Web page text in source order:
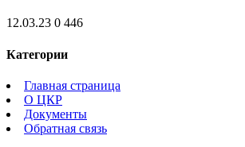
12.03.23 0 446
Категории
Главная страница
О ЦКР
Документы
Обратная связь